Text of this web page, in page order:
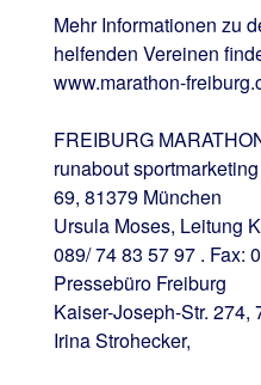
Mehr Informationen zu
helfenden Vereinen
www.marathon-
FREIBURG
runabout
69, 81379 München
Ursula Moses, Leitung
089/ 74 83 57 97 . Fax:
Pressebüro Freiburg
Kaiser-Joseph-Str. 274,
Irina Strohecker,